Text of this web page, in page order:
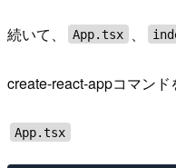
続いて、 App.tsx 、
create-react-appコマンド
App.tsx